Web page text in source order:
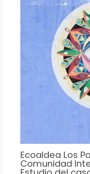
Ecoaldea Los
Comunidad